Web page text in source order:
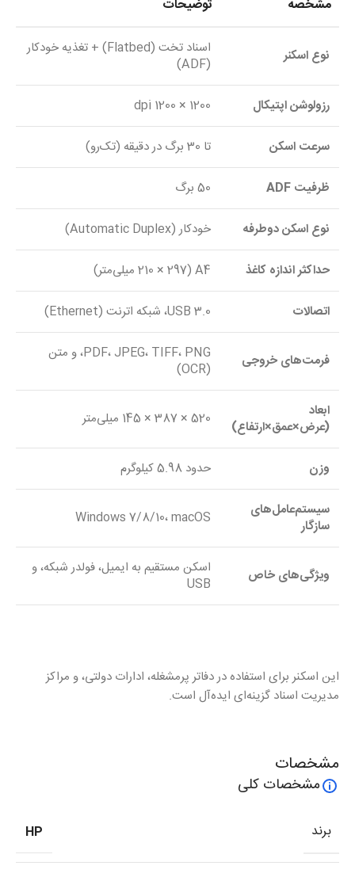
مشخصه توضیحات
نوع اسکنر
اسناد تخت (Flatbed) + تغذیه خودکار
(ADF)
رزولوشن اپتیکال 1200 × 1200 dpi
سرعت اسکن تا 30 برگ در دقیقه (تک‌رو)
ظرفیت ADF 50 برگ
نوع اسکن دوطرفه خودکار (Automatic Duplex)
حداکثر اندازه کاغذ A4 (210 × 297 میلی‌متر)
اتصالات USB 3.0، شبکه اترنت (Ethernet)
فرمت‌های خروجی
PDF، JPEG، TIFF، PNG، و متن
(OCR)
ابعاد
(عرض×عمق×ارتفاع)
520 × 387 × 145 میلی‌متر
وزن حدود 5.98 کیلوگرم
سیستم‌عامل‌های
سازگار
Windows 7/8/10، macOS
ویژگی‌های خاص
اسکن مستقیم به ایمیل، فولدر شبکه، و
USB
این اسکنر برای استفاده در دفاتر پرمشغله، ادارات دولتی، و مراکز
مدیریت اسناد گزینه‌ای ایده‌آل است.
مشخصات
مشخصات کلی
برند HP